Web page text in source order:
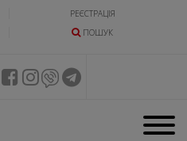
РЕЄСТРАЦІЯ
ПОШУК